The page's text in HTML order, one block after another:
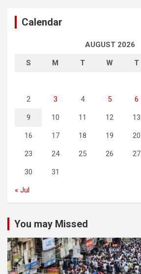
Calendar
AUGUST 2026
S M T W T
2 3 4 5 6
9 10 11 12 13
16 17 18 19 20
23 24 25 26 27
30 31
« Jul
You may Missed